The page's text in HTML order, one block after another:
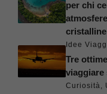
per chi
cristalline
Idee
Tre
viaggiare
Curiosità